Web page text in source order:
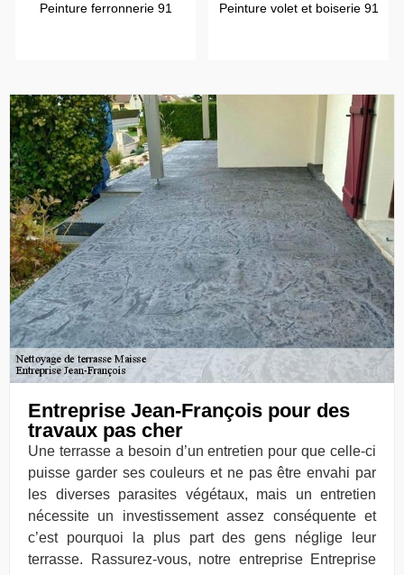
Peinture ferronnerie 91 Peinture volet et boiserie 91
Entreprise Jean-François pour des
travaux pas cher
Une terrasse a besoin d’un entretien pour que celle-ci
puisse garder ses couleurs et ne pas être envahi par
les diverses parasites végétaux, mais un entretien
nécessite un investissement assez conséquente et
c’est pourquoi la plus part des gens néglige leur
terrasse. Rassurez-vous, notre entreprise Entreprise